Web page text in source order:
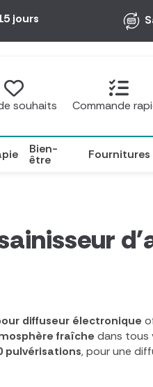
jours
souhaits Commande
Bien-
être Fournitures
diffuseur électronique
fraîche dans tous
pulvérisations, pour une